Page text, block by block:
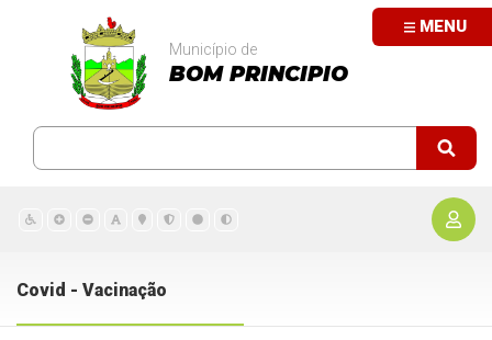
MENU
Município de
BOM PRINCIPIO
Covid - Vacinação